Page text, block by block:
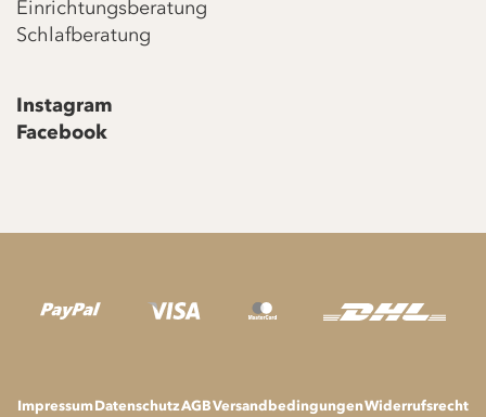
Einrichtungsberatung
Schlafberatung
Instagram
Facebook
ImpressumDatenschutzAGBVersandbedingungenWiderrufsrecht